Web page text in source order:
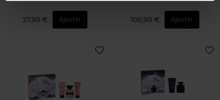
27,90 € Ajouter 100,90 € Ajouter